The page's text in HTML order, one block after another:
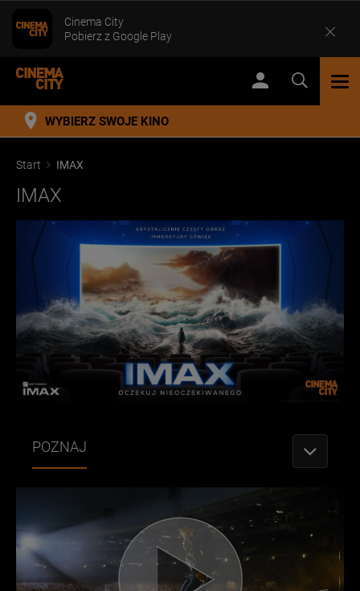
WYBIERZ SWOJE KINO
Start IMAX
IMAX
POZNAJ
Cinema City
Pobierz z Google Play